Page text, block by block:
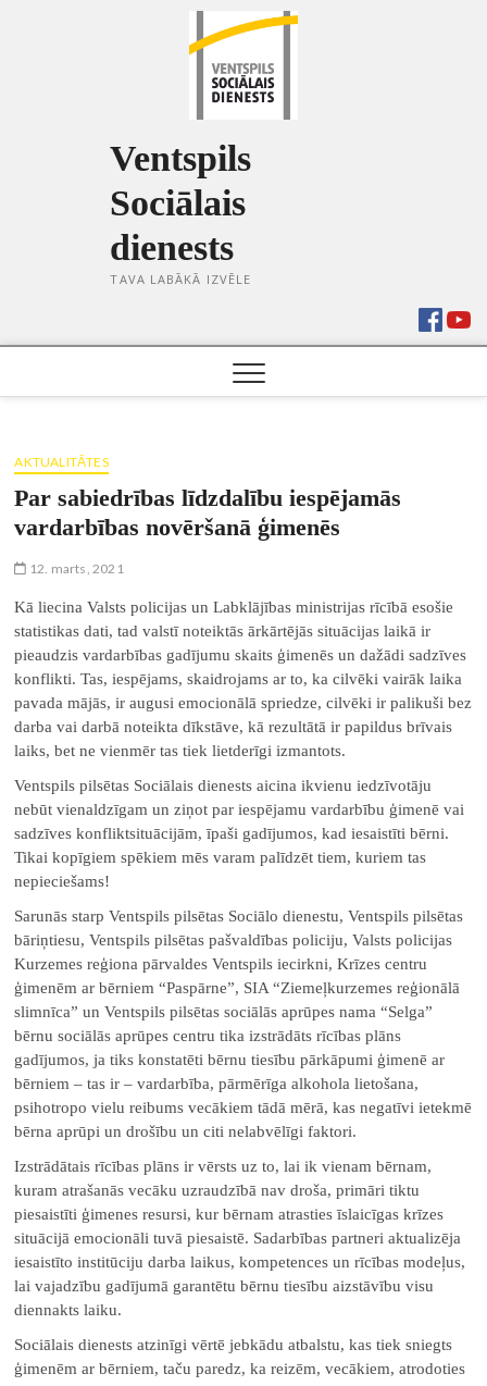
Ventspils
Sociālais
dienests
TAVA LABĀKĀ IZVĒLE
AKTUALITĀTES
Par sabiedrības līdzdalību iespējamās
vardarbības novēršanā ģimenēs
12. marts, 2021
Kā liecina Valsts policijas un Labklājības ministrijas rīcībā esošie
statistikas dati, tad valstī noteiktās ārkārtējās situācijas laikā ir
pieaudzis vardarbības gadījumu skaits ģimenēs un dažādi sadzīves
konflikti. Tas, iespējams, skaidrojams ar to, ka cilvēki vairāk laika
pavada mājās, ir augusi emocionālā spriedze, cilvēki ir palikuši bez
darba vai darbā noteikta dīkstāve, kā rezultātā ir papildus brīvais
laiks, bet ne vienmēr tas tiek lietderīgi izmantots.
Ventspils pilsētas Sociālais dienests aicina ikvienu iedzīvotāju
nebūt vienaldzīgam un ziņot par iespējamu vardarbību ģimenē vai
sadzīves konfliktsituācijām, īpaši gadījumos, kad iesaistīti bērni.
Tikai kopīgiem spēkiem mēs varam palīdzēt tiem, kuriem tas
nepieciešams!
Sarunās starp Ventspils pilsētas Sociālo dienestu, Ventspils pilsētas
bāriņtiesu, Ventspils pilsētas pašvaldības policiju, Valsts policijas
Kurzemes reģiona pārvaldes Ventspils iecirkni, Krīzes centru
ģimenēm ar bērniem “Paspārne”, SIA “Ziemeļkurzemes reģionālā
slimnīca” un Ventspils pilsētas sociālās aprūpes nama “Selga”
bērnu sociālās aprūpes centru tika izstrādāts rīcības plāns
gadījumos, ja tiks konstatēti bērnu tiesību pārkāpumi ģimenē ar
bērniem – tas ir – vardarbība, pārmērīga alkohola lietošana,
psihotropo vielu reibums vecākiem tādā mērā, kas negatīvi ietekmē
bērna aprūpi un drošību un citi nelabvēlīgi faktori.
Izstrādātais rīcības plāns ir vērsts uz to, lai ik vienam bērnam,
kuram atrašanās vecāku uzraudzībā nav droša, primāri tiktu
piesaistīti ģimenes resursi, kur bērnam atrasties īslaicīgas krīzes
situācijā emocionāli tuvā piesaistē. Sadarbības partneri aktualizēja
iesaistīto institūciju darba laikus, kompetences un rīcības modeļus,
lai vajadzību gadījumā garantētu bērnu tiesību aizstāvību visu
diennakts laiku.
Sociālais dienests atzinīgi vērtē jebkādu atbalstu, kas tiek sniegts
ģimenēm ar bērniem, taču paredz, ka reizēm, vecākiem, atrodoties